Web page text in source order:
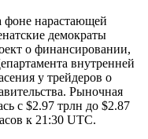
нарастающей
демократы
о финансировании,
внутренней
у трейдеров о
Рыночная
с $2.97 трлн до $2.87
к 21:30 UTC.